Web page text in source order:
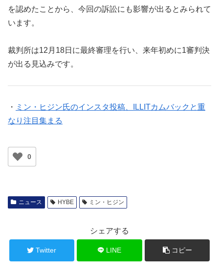
を認めたことから、今回の訴訟にも影響が出るとみられて
います。
裁判所は12月18日に最終審理を行い、来年初めに1審判決
が出る見込みです。
・ ミン・ヒジン氏のインスタ投稿、ILLITカムバックと重
なり注目集まる
0
ニュース HYBE ミン・ヒジン
シェアする
Twitter LINE コピー